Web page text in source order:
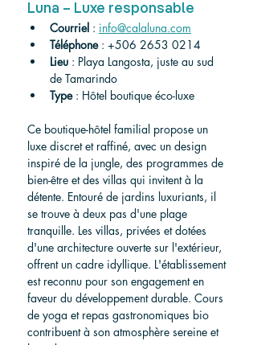
Luna – Luxe responsable
Courriel : info@calaluna.com
Téléphone : +506 2653 0214
Lieu : Playa Langosta, juste au sud
de Tamarindo
Type : Hôtel boutique éco-luxe
Ce boutique-hôtel familial propose un
luxe discret et raffiné, avec un design
inspiré de la jungle, des programmes de
bien-être et des villas qui invitent à la
détente. Entouré de jardins luxuriants, il
se trouve à deux pas d'une plage
tranquille. Les villas, privées et dotées
d'une architecture ouverte sur l'extérieur,
offrent un cadre idyllique. L'établissement
est reconnu pour son engagement en
faveur du développement durable. Cours
de yoga et repas gastronomiques bio
contribuent à son atmosphère sereine et